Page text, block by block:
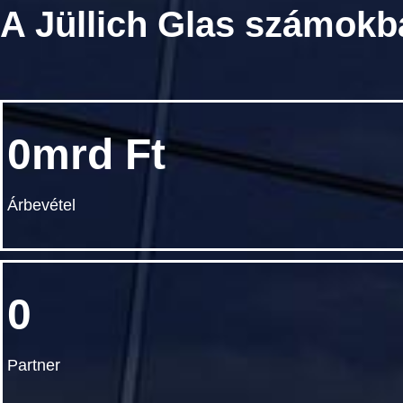
A Jüllich Glas
0
Árbevétel
0
Partner